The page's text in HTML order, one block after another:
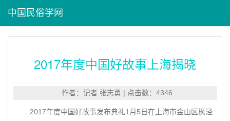
中国民俗学网
2017年度中国好故事上海揭晓
作者：记者 张志勇 | 点击数：4346
2017年度中国好故事发布典礼1月5日在上海市金山区枫泾